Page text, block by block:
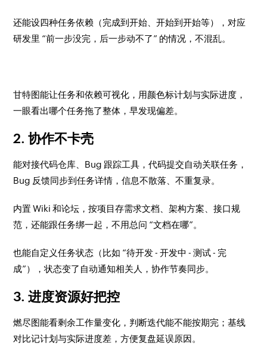
还能设四种任务依赖（完成到开始、开始到开始等），对应
研发里 “前一步没完，后一步动不了” 的情况，不混乱。
甘特图能让任务和依赖可视化，用颜色标计划与实际进度，
一眼看出哪个任务拖了整体，早发现偏差。
2. 协作不卡壳
能对接代码仓库、Bug 跟踪工具，代码提交自动关联任务，
Bug 反馈同步到任务详情，信息不散落、不重复录。
内置 Wiki 和论坛，按项目存需求文档、架构方案、接口规
范，还能跟任务绑一起，不用总问 “文档在哪”。
也能自定义任务状态（比如 “待开发 - 开发中 - 测试 - 完
成”），状态变了自动通知相关人，协作节奏同步。
3. 进度资源好把控
燃尽图能看剩余工作量变化，判断迭代能不能按期完；基线
对比记计划与实际进度差，方便复盘延误原因。